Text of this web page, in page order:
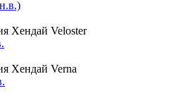
Хендай Veloster
Хендай Verna